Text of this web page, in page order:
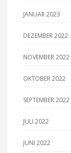
JANUAR 2023
DEZEMBER 2022
NOVEMBER 2022
OKTOBER 2022
SEPTEMBER 2022
JULI 2022
JUNI 2022